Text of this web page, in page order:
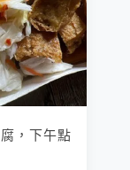
，下午點